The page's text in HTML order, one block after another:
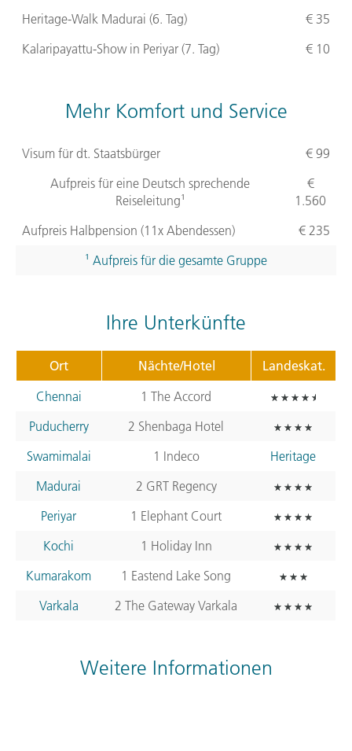
Heritage-Walk Madurai (6. Tag)
€ 35
Kalaripayattu-Show in Periyar (7. Tag)
€ 10
Mehr Komfort und Service
Visum für dt. Staatsbürger
€ 99
Aufpreis für eine Deutsch sprechende
Reiseleitung¹
€
1.560
Aufpreis Halbpension (11x Abendessen)
€ 235
¹ Aufpreis für die gesamte Gruppe
Ihre Unterkünfte
Ort Nächte/Hotel
Landeskat.
Chennai
1 The Accord
Puducherry
2 Shenbaga Hotel
Swamimalai
1 Indeco
Heritage
Madurai
2 GRTRegency
Periyar
1 Elephant Court
Kochi
1 Holiday Inn
Kumarakom
1 Eastend Lake Song
Varkala
2 The Gateway Varkala
Weitere Informationen